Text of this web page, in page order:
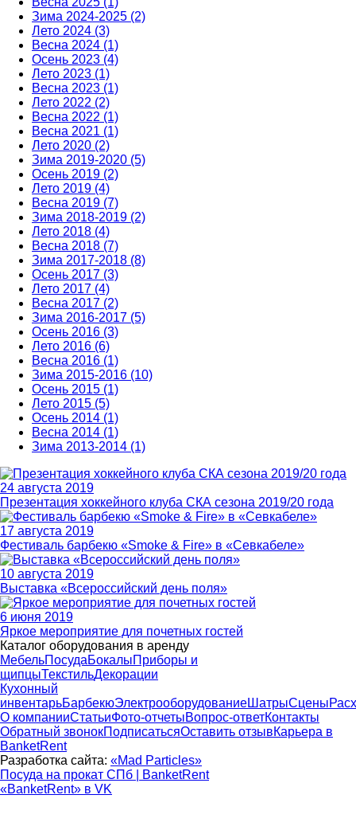
Зима 2024-2025 (2)
Лето 2024 (3)
Весна 2024 (1)
Осень 2023 (4)
Лето 2023 (1)
Весна 2023 (1)
Лето 2022 (2)
Весна 2022 (1)
Весна 2021 (1)
Лето 2020 (2)
Зима 2019-2020 (5)
Осень 2019 (2)
Лето 2019 (4)
Весна 2019 (7)
Зима 2018-2019 (2)
Лето 2018 (4)
Весна 2018 (7)
Зима 2017-2018 (8)
Осень 2017 (3)
Лето 2017 (4)
Весна 2017 (2)
Зима 2016-2017 (5)
Осень 2016 (3)
Лето 2016 (6)
Весна 2016 (1)
Зима 2015-2016 (10)
Осень 2015 (1)
Лето 2015 (5)
Осень 2014 (1)
Весна 2014 (1)
Зима 2013-2014 (1)
24 августа 2019
Презентация хоккейного клуба СКА сезона 2019/20 года
17 августа 2019
Фестиваль барбекю «Smoke & Fire» в «Севкабеле»
10 августа 2019
Выставка «Всероссийский день поля»
6 июня 2019
Яркое мероприятие для почетных гостей
Каталог оборудования в аренду
МебельПосудаБокалыПриборы и
щипцыТекстильДекорации
Кухонный
инвентарьБарбекюЭлектрооборудованиеШатрыСцены
О компанииСтатьиФото-отчетыВопрос-ответКонтакты
Обратный звонокПодписатьсяОставить отзывКарьера в
BanketRent
Разработка сайта: «Mad Particles»
Посуда на прокат СПб | BanketRent
«BanketRent» в VK